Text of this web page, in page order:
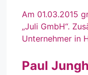
Am 01.03.2015
„Juli GmbH“.
Unternehmer in
Paul